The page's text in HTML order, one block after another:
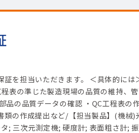
証を担当いただきます。 ＜具体的に
表の準じた製造現場の品質の維持、
品の品質データの確認 ・QC工程表の
類の作成提出など/【担当製品】(機械
; 三次元測定機; 硬度計; 表面粗さ計;